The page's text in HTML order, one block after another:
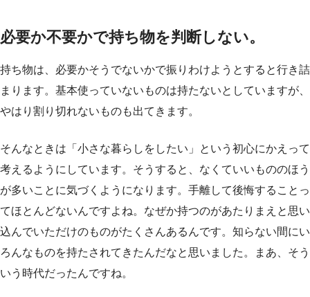
必要か不要かで持ち物を判断しない。
持ち物は、必要かそうでないかで振りわけようとすると行き詰
まります。基本使っていないものは持たないとしていますが、
やはり割り切れないものも出てきます。
そんなときは「小さな暮らしをしたい」という初心にかえって
考えるようにしています。そうすると、なくていいもののほう
が多いことに気づくようになります。手離して後悔することっ
てほとんどないんですよね。なぜか持つのがあたりまえと思い
込んでいただけのものがたくさんあるんです。知らない間にい
ろんなものを持たされてきたんだなと思いました。まあ、そう
いう時代だったんですね。